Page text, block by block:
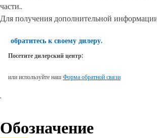
части..
Для получения дополнительной
обратитесь к своему дилеру.
Посетите дилерский центр:
или используйте нашФорма обратной связи
.
Обозначение